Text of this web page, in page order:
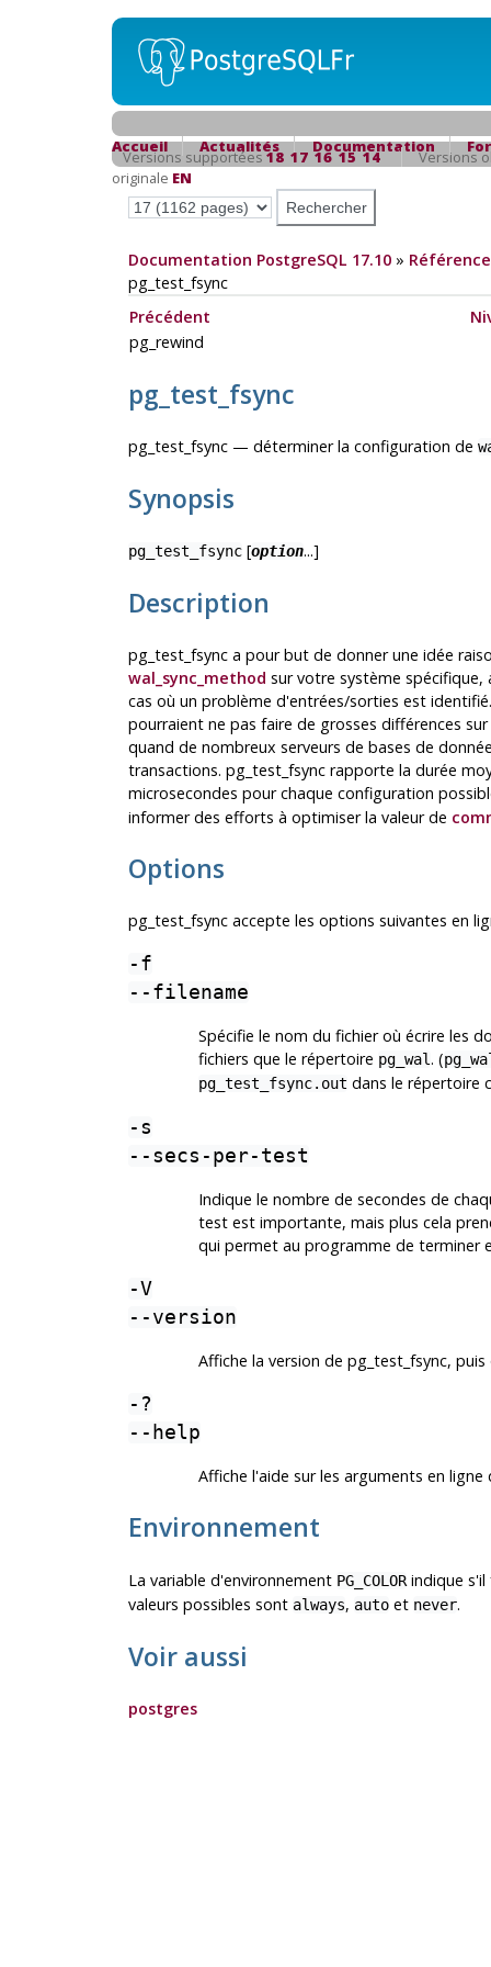
Accueil Actualités Documentation
Versions supportées18 17 16 15 14
Versions
originale EN
Documentation PostgreSQL 17.10» Référence
pg_test_fsync
Précédent
pg_rewind
pg_test_fsync
pg_test_fsync — déterminer la configuration de
Synopsis
pg_test_fsync[option...]
Description
pg_test_fsynca pour but de donner une idée
wal_sync_method sur votre système
cas où un problème d'entrées/sorties est
pourraient ne pas faire de grosses différences
quand de nombreux serveurs de bases de
transactions. pg_test_fsyncrapporte la durée
microsecondes pour chaque configuration
informer des efforts à optimiser la valeur de
Options
pg_test_fsyncaccepte les options suivantes en
-f
--filename
Spécifie le nom du fichier où écrire les
fichiers que le répertoire pg_wal. (
pg_test_fsync.out dans le répertoire
-s
--secs-per-test
Indique le nombre de secondes de
test est importante, mais plus cela
qui permet au programme de terminer
-V
--version
Affiche la version de pg_test_fsync, puis
-?
--help
Affiche l'aide sur les arguments en
Environnement
La variable d'environnement PG_COLORindique s'il
valeurs possibles sont always, autoet never.
Voir aussi
postgres